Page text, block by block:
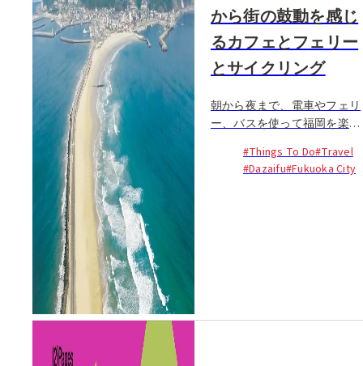
から街の鼓動を感じ
るカフェとフェリー
とサイクリング
朝から夜まで、電車やフェリ
ー、バスを使って福岡を楽し
は、朝イチで行われる太宰府
天満宮の朝拝神事からスター
#Things To Do#Travel
#Dazaifu#Fukuoka City